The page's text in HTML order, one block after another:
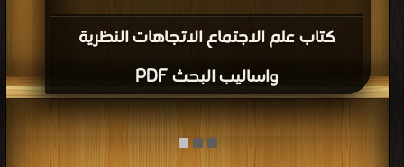
كتاب علم الاجتماع الاتجاهات النظرية
واساليب البحث PDF